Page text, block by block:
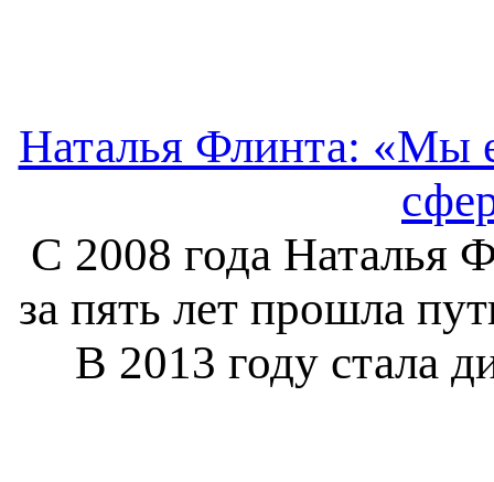
Наталья Флинта: «Мы
С 2008 года Наталья
за пять лет прошла
В 2013 году стала